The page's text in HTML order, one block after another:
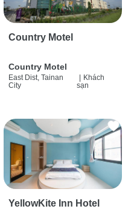
Country Motel
Country Motel
East Dist, Tainan
City
| Khách
sạn
YellowKite Inn Hotel